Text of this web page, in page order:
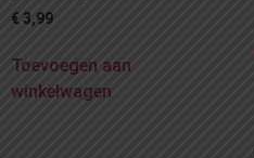
€ 3,99
Toevoegen aan
winkelwagen